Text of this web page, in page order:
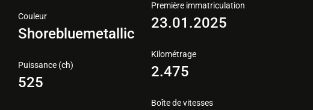
Couleur
Shorebluemetallic
Puissance (ch)
525
Première immatriculation
23.01.2025
Kilométrage
2.475
Boîte de vitesses